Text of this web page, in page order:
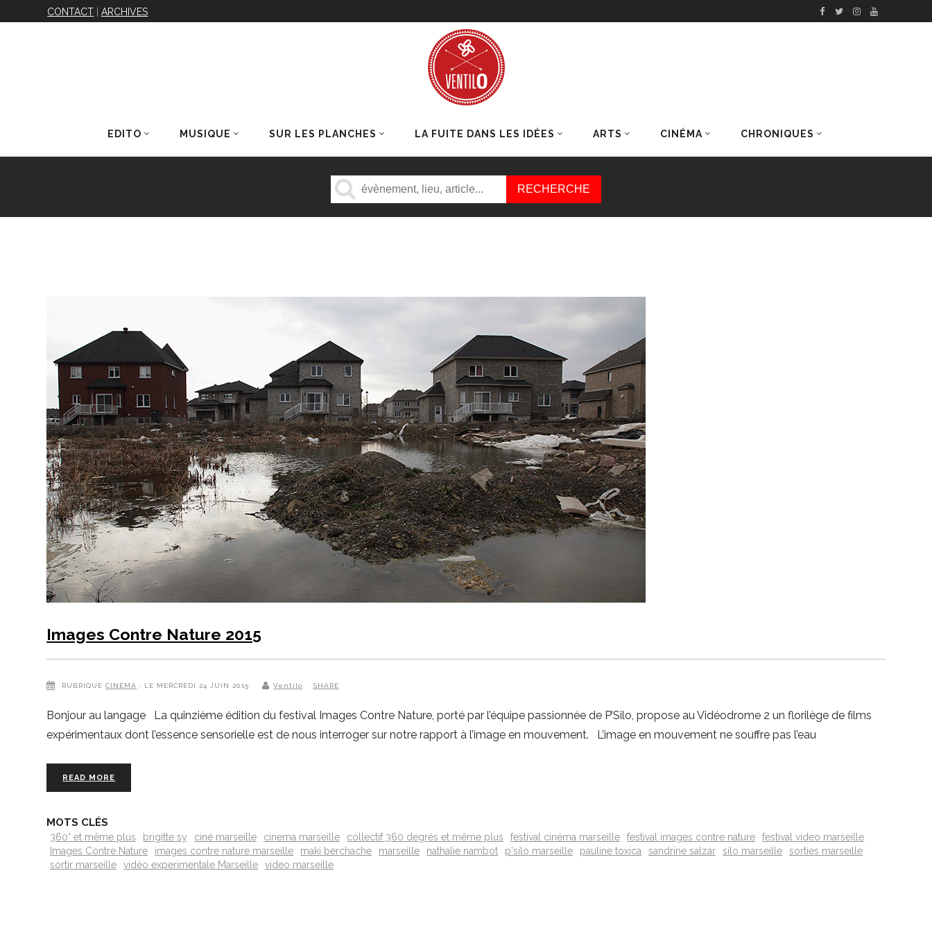
CONTACT |ARCHIVES
EDITO MUSIQUE SUR LES PLANCHES LA FUITE DANS LES IDÉES ARTS CINÉMA CHRONIQUES
DERNIERS ARTICLES
Images Contre Nature 2015
RUBRIQUE CINÉMA , LE MERCREDI 24 JUIN 2015 Ventilo SHARE
Bonjour au langage La quinzième édition du festival Images Contre Nature, porté par l’équipe passionnée de P’Silo, propose au Vidéodrome 2 un florilège de films
expérimentaux dont l’essence sensorielle est de nous interroger sur notre rapport à l’image en mouvement. L’image en mouvement ne souffre pas l’eau
READ MORE
MOTS CLÉS
360° et même plus brigitte sy ciné marseille cinema marseille collectif 360 degrés et même plus festival cinéma marseille festival images contre nature
festival video marseille
Images Contre Nature
images contre nature marseille maki berchache marseille nathalie nambot p'silo marseille pauline toxica sandrine salzar silo marseille
sorties marseille
sortir marseille
vidéo experimentale Marseille video marseille